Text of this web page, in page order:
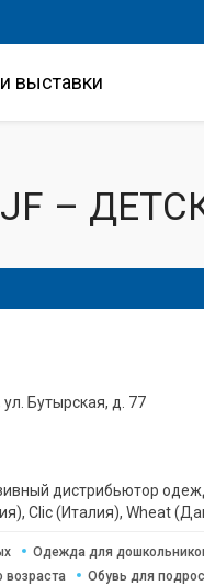
выставки
–
Бутырская, д. 77
дистрибьютор
Clic (Италия), Wheat
Одежда для
возраста
Обувь для